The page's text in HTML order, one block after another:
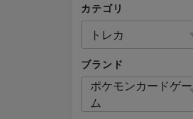
カテゴリ
トレカ
ブランド
ポケモンカードゲー
ム